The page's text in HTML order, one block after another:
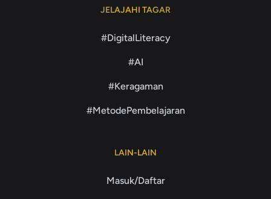
JELAJAHI TAGAR
#DigitalLiteracy
#AI
#Keragaman
#MetodePembelajaran
LAIN-LAIN
Masuk/Daftar